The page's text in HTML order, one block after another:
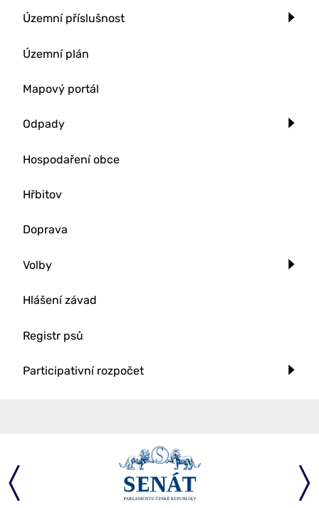
Územní příslušnost
Územní plán
Mapový portál
Odpady
Hospodaření obce
Hřbitov
Doprava
Volby
Hlášení závad
Registr psů
Participativní rozpočet